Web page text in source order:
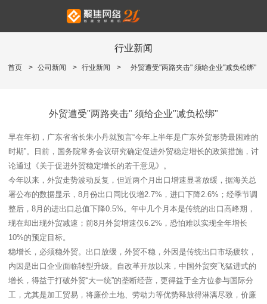
行业新闻
首页 > 公司新闻 > 行业新闻 > 外贸遭受"两路夹击" 须给企业"减负松绑"
外贸遭受"两路夹击" 须给企业"减负松绑"
早在年初，广东省省长朱小丹就预言“今年上半年是广东外贸形势最困难的
时期”。日前，国务院常务会议研究确定促进外贸稳定增长的政策措施，讨
论通过《关于促进外贸稳定增长的若干意见》。
今年以来，外贸走势波动反复，但近两个月出口增速显著放缓，据海关总
署公布的数据显示，8月份出口同比仅增2.7%，进口下降2.6%；经季节调
整后，8月的进出口总值下降0.5%。年中几个月本是传统的出口高峰期，
现在却出现外贸减速；前8月外贸增速仅6.2%，恐怕难以实现全年增长
10%的预定目标。
稳增长，必须稳外贸。出口放缓，外贸不稳，外因是传统出口市场疲软，
内因是出口企业面临转型升级。自改革开放以来，中国外贸突飞猛进式的
增长，得益于打破外贸“大一统”的垄断经营，更得益于全方位参与国际分
工，尤其是加工贸易，将廉价土地、劳动力等优势释放得淋漓尽致，价廉